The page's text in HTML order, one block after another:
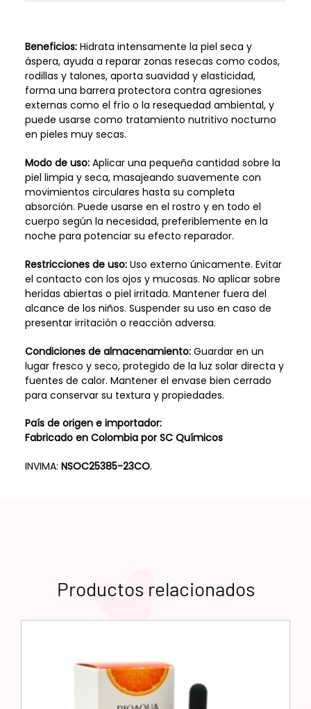
Beneficios:Hidrata intensamente la piel seca y
áspera, ayuda a reparar zonas resecas como codos,
rodillas y talones, aporta suavidad y elasticidad,
forma una barrera protectora contra agresiones
externas como el frío o la resequedad ambiental, y
puede usarse como tratamiento nutritivo nocturno
en pieles muy secas.
Modo de uso:Aplicar una pequeña cantidad sobre la
piel limpia y seca, masajeando suavemente con
movimientos circulares hasta su completa
absorción. Puede usarse en el rostro y en todo el
cuerpo según la necesidad, preferiblemente en la
noche para potenciar su efecto reparador.
Restricciones de uso:Uso externo únicamente. Evitar
el contacto con los ojos y mucosas. No aplicar sobre
heridas abiertas o piel irritada. Mantener fuera del
alcance de los niños. Suspender su uso en caso de
presentar irritación o reacción adversa.
Condiciones de almacenamiento:Guardar en un
lugar fresco y seco, protegido de la luz solar directa y
fuentes de calor. Mantener el envase bien cerrado
para conservar su textura y propiedades.
País de origen e importador:
Fabricado en Colombia por SC Químicos
INVIMA: NSOC25385-23CO.
Productos relacionados